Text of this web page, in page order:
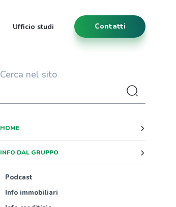
Contatti
Ufficio studi
Cerca nel sito
HOME
INFO DAL GRUPPO
Podcast
Info immobiliari